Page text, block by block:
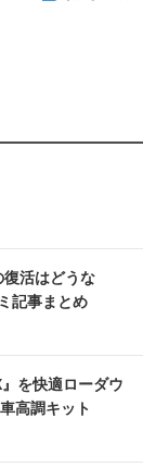
活はどうな
記事まとめ
を快適ローダウ
高調キット